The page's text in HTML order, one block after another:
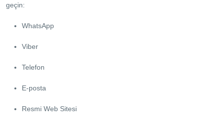
geçin:
WhatsApp
Viber
Telefon
E-posta
Resmi Web Sitesi